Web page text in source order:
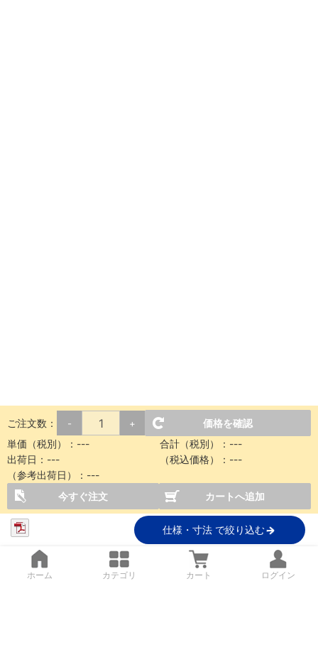
ご注文数： - +
価格を確認
単価（税別）： --- 合計（税別）： ---
出荷日： --- （税込価格）： ---
（参考出荷日）： ---
今すぐ注文
カートへ追加
仕様・寸法 で絞り込む
ホーム カテゴリ カート ログイン